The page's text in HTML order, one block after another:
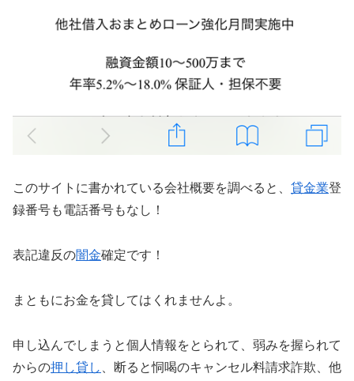
このサイトに書かれている会社概要を調べると、 貸金業登
録番号も電話番号もなし！
表記違反の闇金確定です！
まともにお金を貸してはくれませんよ。
申し込んでしまうと個人情報をとられて、弱みを握られて
からの押し貸し
、断ると恫喝のキャンセル料請求詐欺、他